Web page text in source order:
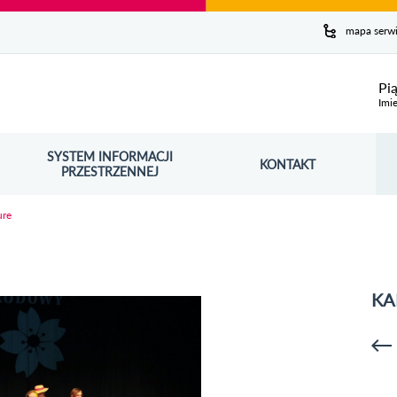
mapa
SYSTEM INFORMACJI
PRZESTRZENNEJ
OTWORZY SIĘ W NOWYM OKNIE KONTAKT